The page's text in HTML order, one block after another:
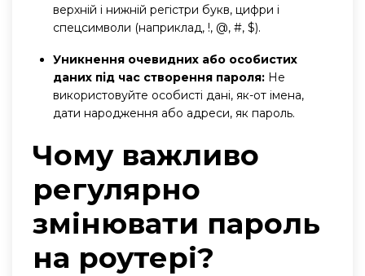
верхній і нижній регістри букв, цифри і
спецсимволи (наприклад, !, @, #, $).
Уникнення очевидних або особистих
даних під час створення пароля: Не
використовуйте особисті дані, як-от імена,
дати народження або адреси, як пароль.
Чому важливо
регулярно
змінювати пароль
на роутері?